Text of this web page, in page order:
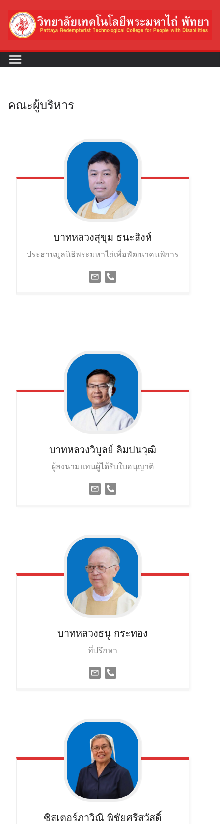
คณะผู้บริหาร
บาทหลวงสุขุม ธนะสิงห์
ประธานมูลนิธิพระมหาไถ่เพื่อพัฒนาคนพิการ
บาทหลวงวิบูลย์ ลิมปนวุฒิ
ผู้ลงนามแทนผู้ได้รับใบอนุญาติ
บาทหลวงธนู กระทอง
ที่ปรึกษา
ซิสเตอร์ภาวิณี พิชัยศรีสวัสดิ์